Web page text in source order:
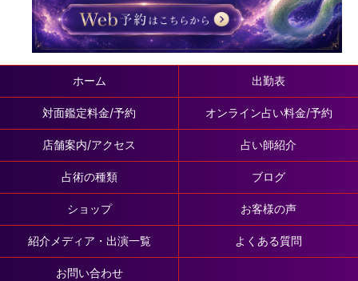
ホーム 出勤表
対面鑑定料金/予約 オンライン占い料金/予約
店舗案内/アクセス 占い師紹介
占術の種類 ブログ
ショップ お客様の声
紹介メディア・出演一覧 よくある質問
お問い合わせ